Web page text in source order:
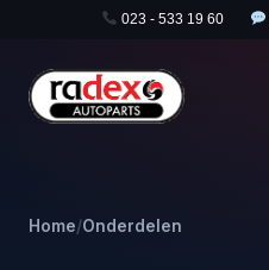
023 - 533 19 60
Home/Onderdelen